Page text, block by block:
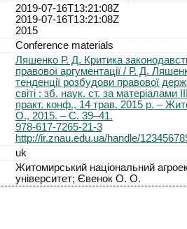
2019-07-16T13:21:08Z
2019-07-16T13:21:08Z
2015
Conference materials
Ляшенко Р. Д. Критика
правової аргументації / Р. Д.
тенденції розбудови правової
світі : зб. наук. ст. за матеріалами
практ. конф., 14 трав. 2015 р. –
О., 2015. – C. 39–41.
978-617-7265-21-3
http://ir.znau.edu.ua/handle/
uk
Житомирський національний
університет; Євенок О. О.